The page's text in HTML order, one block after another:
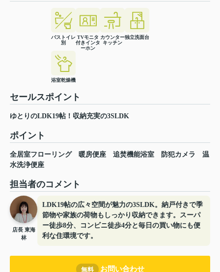
バストイレ
別
TVモニタ
付きインタ
ーホン
カウンター
キッチン
独立洗面台
浴室乾燥機
セールスポイント
ゆとりのLDK19帖！収納充実の3SLDK
ポイント
全居室フローリング 暖房便座 追焚機能浴室 防犯カメラ
温
水洗浄便座
担当者のコメント
店長 東海
林
LDK19帖の広々空間が魅力の3SLDK。納戸付きで季
節物や家族の荷物もしっかり収納できます。スーパ
ー徒歩8分、コンビニ徒歩4分と毎日の買い物にも便
利な住環境です。
無料 お問い合わせ